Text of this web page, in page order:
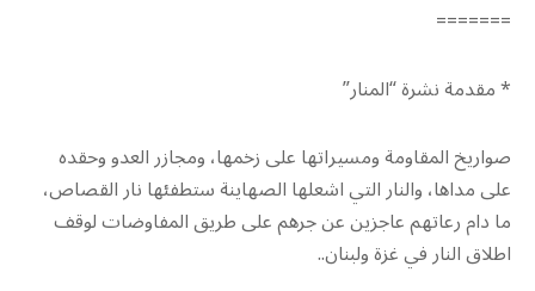
=======
* مقدمة نشرة “المنار”
صواريخ المقاومة ومسيراتها على زخمها، ومجازر العدو وحقده
على مداها، والنار التي اشعلها الصهاينة ستطفئها نار القصاص،
ما دام رعاتهم عاجزين عن جرهم على طريق المفاوضات لوقف
اطلاق النار في غزة ولبنان..